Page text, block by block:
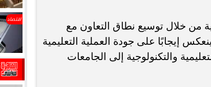
من خلال توسيع نطاق التعاون مع
إيجابًا على جودة العملية التعليمية
والتكنولوجية إلى الجامعات
اقتصاد